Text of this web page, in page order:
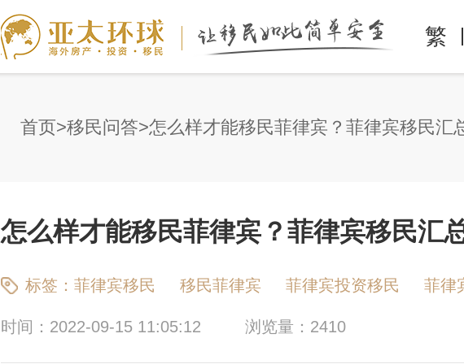
繁
首页 移民问答 怎么样才能移民菲律宾？菲律宾移民汇
怎么样才能移民菲律宾？菲律宾移民汇
标签： 菲律宾移民 移民菲律宾 菲律宾投资移民 菲律
时间：2022-09-15 11:05:12 浏览量：2410